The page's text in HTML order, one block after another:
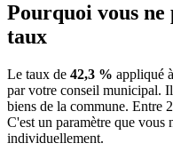
Pourquoi vous ne
taux
Le taux de 42,3 % appliqué
par votre conseil municipal.
biens de la commune. Entre
C'est un paramètre que vous
individuellement.